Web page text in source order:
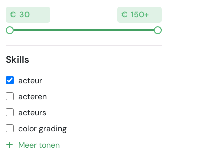
Skills
acteur
acteren
acteurs
color grading
Meer tonen